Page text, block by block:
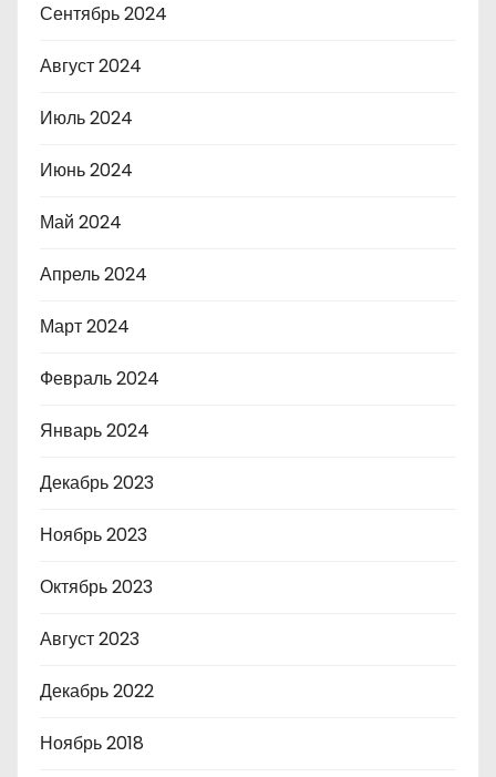
Сентябрь 2024
Август 2024
Июль 2024
Июнь 2024
Май 2024
Апрель 2024
Март 2024
Февраль 2024
Январь 2024
Декабрь 2023
Ноябрь 2023
Октябрь 2023
Август 2023
Декабрь 2022
Ноябрь 2018